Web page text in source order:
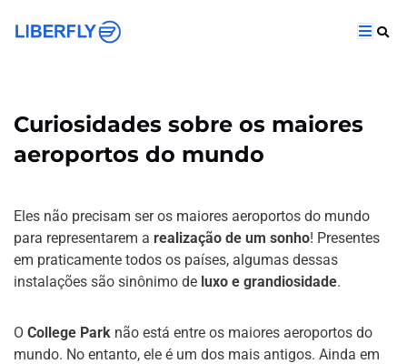
Curiosidades sobre os maiores
aeroportos do mundo
Eles não precisam ser os maiores aeroportos do mundo
para representarem a realização de um sonho! Presentes
em praticamente todos os países, algumas dessas
instalações são sinônimo de luxo e grandiosidade.
O College Park não está entre os maiores aeroportos do
mundo. No entanto, ele é um dos mais antigos. Ainda em